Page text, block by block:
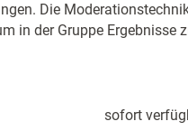
Die
in der Gruppe Ergebnisse
sofort